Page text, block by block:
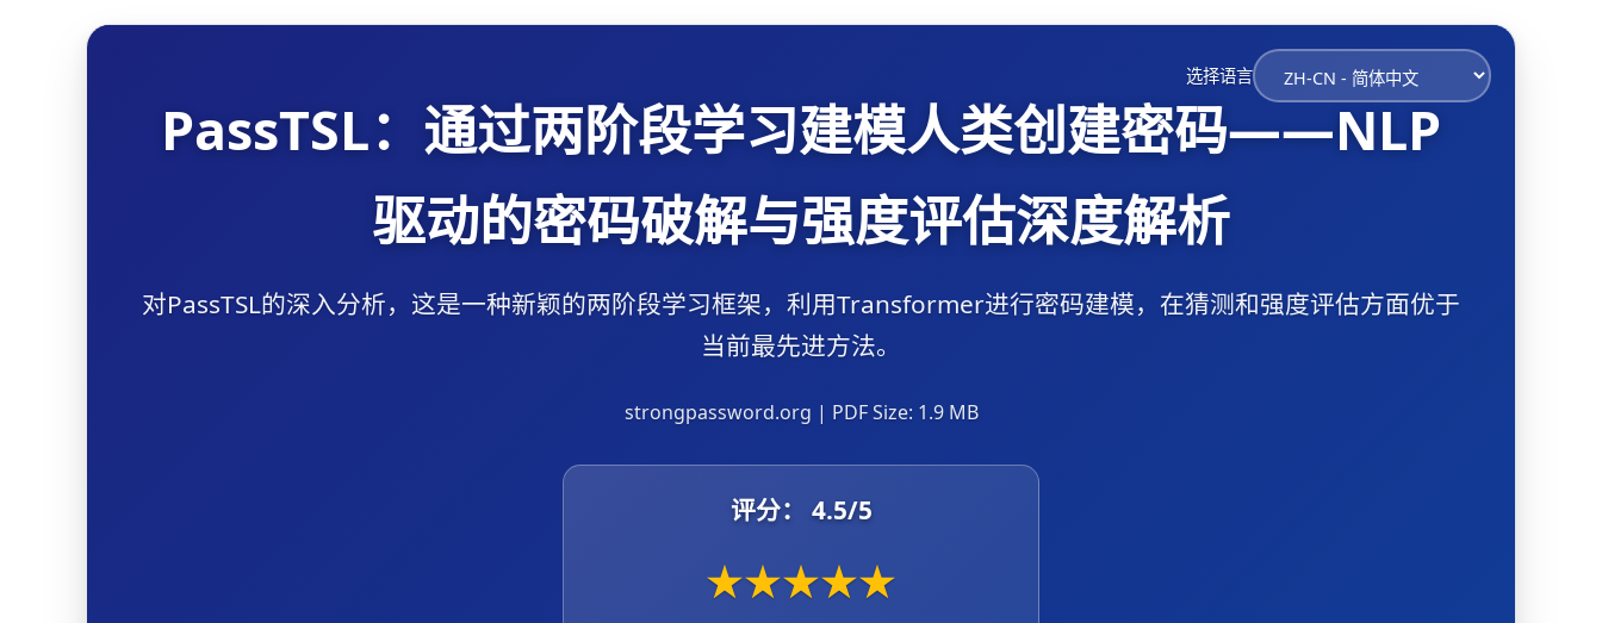
选择语言
PassTSL：通过两阶段学习建模人类创建密码——NLP
驱动的密码破解与强度评估深度解析
对PassTSL的深入分析，这是一种新颖的两阶段学习框架，利用Transformer进行密码建模，在猜测和强度评估方面优于
当前最先进方法。
strongpassword.org | PDF Size: 1.9 MB
评分： 4.5/5
★★★★★